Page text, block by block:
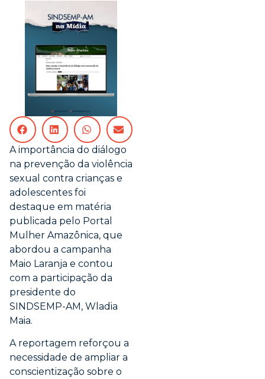
A importância do diálogo
na prevenção da violência
sexual contra crianças e
adolescentes foi
destaque em matéria
publicada pelo Portal
Mulher Amazônica, que
abordou a campanha
Maio Laranja e contou
com a participação da
presidente do
SINDSEMP-AM, Wladia
Maia.
A reportagem reforçou a
necessidade de ampliar a
conscientização sobre o